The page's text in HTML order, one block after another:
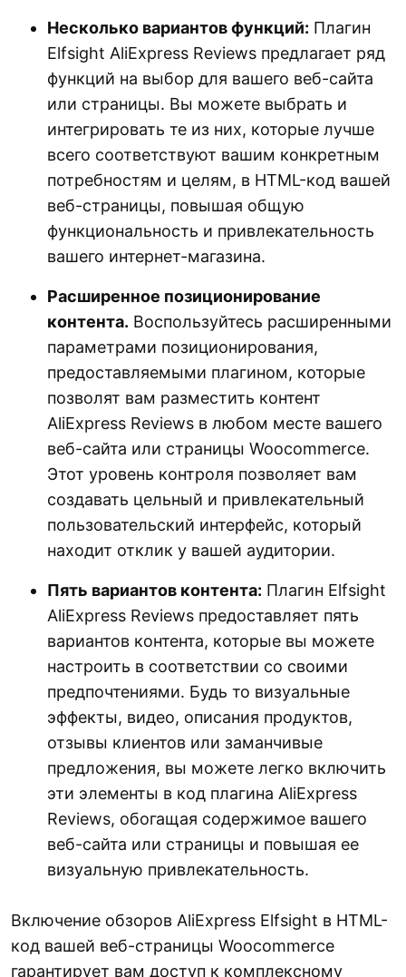
Несколько вариантов функций: Плагин
Elfsight AliExpress Reviews предлагает ряд
функций на выбор для вашего веб-сайта
или страницы. Вы можете выбрать и
интегрировать те из них, которые лучше
всего соответствуют вашим конкретным
потребностям и целям, в HTML-код вашей
веб-страницы, повышая общую
функциональность и привлекательность
вашего интернет-магазина.
Расширенное позиционирование
контента. Воспользуйтесь расширенными
параметрами позиционирования,
предоставляемыми плагином, которые
позволят вам разместить контент
AliExpress Reviews в любом месте вашего
веб-сайта или страницы Woocommerce.
Этот уровень контроля позволяет вам
создавать цельный и привлекательный
пользовательский интерфейс, который
находит отклик у вашей аудитории.
Пять вариантов контента: Плагин Elfsight
AliExpress Reviews предоставляет пять
вариантов контента, которые вы можете
настроить в соответствии со своими
предпочтениями. Будь то визуальные
эффекты, видео, описания продуктов,
отзывы клиентов или заманчивые
предложения, вы можете легко включить
эти элементы в код плагина AliExpress
Reviews, обогащая содержимое вашего
веб-сайта или страницы и повышая ее
визуальную привлекательность.
Включение обзоров AliExpress Elfsight в HTML-
код вашей веб-страницы Woocommerce
гарантирует вам доступ к комплексному